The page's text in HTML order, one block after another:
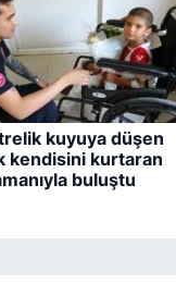
kuyuya düşen
kendisini kurtaran
buluştu